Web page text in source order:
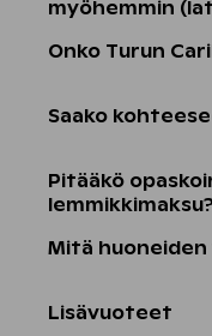
myöhemmin
Onko Turun
Saako
Pitääkö
Mitä huoneiden
Lisävuoteet